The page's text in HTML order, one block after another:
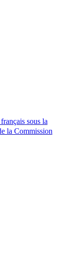
sous la
la Commission